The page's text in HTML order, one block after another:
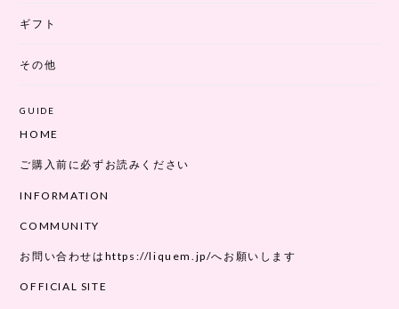
ギフト
その他
GUIDE
HOME
ご購入前に必ずお読みください
INFORMATION
COMMUNITY
お問い合わせはhttps://liquem.jp/へお願いします
OFFICIAL SITE